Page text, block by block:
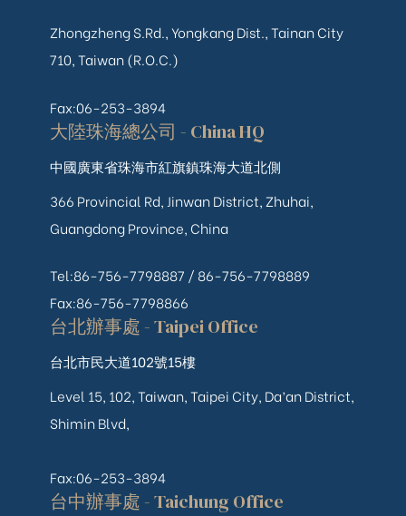
Zhongzheng S.Rd., Yongkang Dist., Tainan City
710, Taiwan (R.O.C.)
Fax:06-253-3894
大陸珠海總公司 - China HQ
中國廣東省珠海市紅旗鎮珠海大道北側
366 Provincial Rd, Jinwan District, Zhuhai,
Guangdong Province, China
Tel:86-756-7798887 / 86-756-7798889
Fax:86-756-7798866
台北辦事處 - Taipei Office
台北市民大道102號15樓
Level 15, 102, Taiwan, Taipei City, Da’an District,
Shimin Blvd,
Fax:06-253-3894
台中辦事處 - Taichung Office